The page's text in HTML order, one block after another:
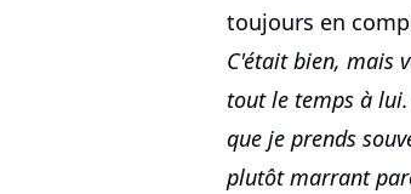
toujours en
C'était bien, mais
tout le temps à
que je prends
plutôt marrant